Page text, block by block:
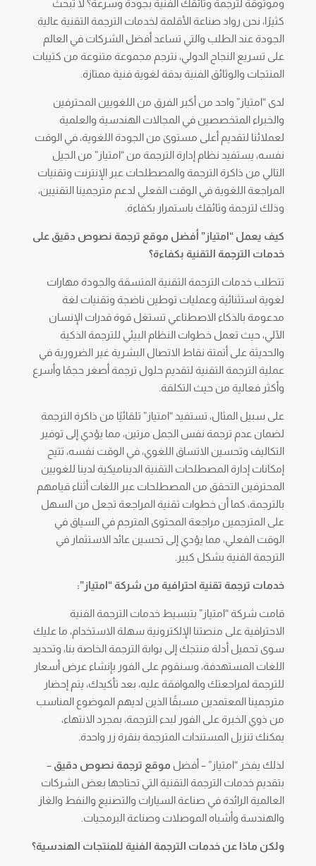
وموثوقة لترجمة وثائقك الفنية بجودة وسرعة؟ لا تبحث
كثيرًا، نحن رواد صناعة الأقلمة لخدمات الترجمة التقنية عالية
الجودة عند الطلب والتي تساعد أفضل الشركات في العالم
على تسريع النجاح الدولي، نترجم مجموعة متنوعة من كتيبات
المنتجات والوثائق الفنية بدقة لغوية فنية ممتازة.
لدى “امتياز” واحد من أكبر الفرق من اللغويين المحترفين
والخبراء المتخصصين في المجالات الهندسية والعلمية
لعملائنا لتقديم أعلى مستوى من الجودة اللغوية، في الوقت
نفسه، يستفيد نظام إدارة الترجمة من “امتياز” من الجيل
التالي من ذاكرة الترجمة والمصطلحات عبر الإنترنت وتقنيات
المراجعة اللغوية في الوقت الفعلي لدعم مترجمينا التقنيين،
وذلك لترجمة وثائقك باستمرار بكفاءة.
كيف يعمل “امتياز” أفضل موقع ترجمة نصوص دقيق على
خدمات الترجمة التقنية بكفاءة؟
تتطلب خدمات الترجمة التقنية المتسقة والجودة مهارات
لغوية استثنائية وعمليات توطين ناضجة وتقنيات لغة
مدعومة بالذكاء الاصطناعي تستغل قوة قدرات الإنسان
الآلي، حيث تعمل خطوات النظام البيئي للترجمة الذكية
والحديثة على أتمتة نقاط الاتصال البشرية غير الضرورية في
عملية الترجمة التقنية لتقديم حلول ترجمة أصغر حجمًا وأسرع
وأكثر فعالية من حيث التكلفة.
على سبيل المثال، تستفيد “امتياز” تلقائيًا من ذاكرة الترجمة
لضمان عدم ترجمة نفس الجمل مرتين، مما يؤدي إلى توفير
التكاليف وتحسين الاتساق اللغوي، في الوقت نفسه، تتيح
إمكانات إدارة المصطلحات التقنية الديناميكية لدينا للغويين
المحترفين التحقق من المصطلحات عبر اللغات أثناء قيامهم
بالترجمة، كما أن خطوات تقنية المراجعة تجعل من السهل
على المترجمين مراجعة المحتوى المترجم في السياق في
الوقت الفعلي، مما يؤدي إلى تحسين عائد الاستثمار في
الترجمة الفنية بشكل كبير.
خدمات ترجمة تقنية احترافية من شركة “امتياز”:
قامت شركة “امتياز” بتبسيط خدمات الترجمة الفنية
الاحترافية على منصتنا الإلكترونية سهلة الاستخدام، ما عليك
سوى تحميل أدلة منتجك إلى بوابة الترجمة الخاصة بنا، وتحديد
اللغات المستهدفة، وسنقوم على الفور بإنشاء عرض أسعار
للترجمة لمراجعتك والموافقة عليه، بعد تأكيدك، يتم إحضار
مترجمينا المعتمدين مسبقًا الذين لديهم الموضوع المناسب
من ذوي الخبرة على الفور لبدء الترجمة، بمجرد الانتهاء،
يمكنك تنزيل المستندات المترجمة بنقرة زر واحدة.
لذلك يفخر “امتياز” – أفضل موقع ترجمة نصوص دقيق –
بتقديم خدمات الترجمة التقنية التي تحتاجها بعض الشركات
العالمية الرائدة في صناعة السيارات والتصنيع والنفط والغاز
والهندسة وأشباه الموصلات وصناعة البرمجيات.
ولكن ماذا عن خدمات الترجمة الفنية للمنتجات الهندسية؟